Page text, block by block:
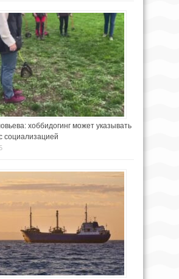
хоббидогинг может указывать
социализацией